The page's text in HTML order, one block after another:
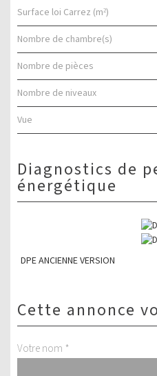
Surface loi Carrez (m²)
Nombre de chambre(s)
Nombre de pièces
Nombre de niveaux
Vue
diagnostics de performance
énergétique
DPE ANCIENNE VERSION
cette annonce
Votre nom *